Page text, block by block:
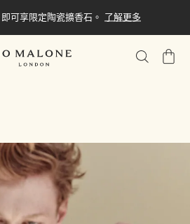
可享限定陶瓷擴香石。 了解更多
我